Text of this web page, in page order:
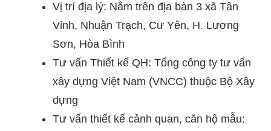
Vị trí địa lý: Nằm trên địa bàn 3 xã Tân
Vinh, Nhuận Trạch, Cư Yên, H. Lương
Sơn, Hòa Bình
Tư vấn Thiết kế QH: Tổng công ty tư vấn
xây dựng Việt Nam (VNCC) thuộc Bộ Xây
dựng
Tư vấn thiết kế cảnh quan, căn hộ mẫu: